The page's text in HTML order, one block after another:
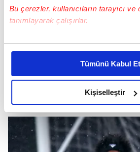
Bu çerezler, kullanıcıların tarayıcı ve
tanımlayarak çalışırlar.
Bu çerezlere izin vermeniz halinde
daha iyi reklam deneyimi
amacımızın size daha iyi bir reklam
olduğunu ve sizlere en iyi içerikleri
elimizden gelen çabayı
reklamların maliyetlerimizi
kalemimiz olduğunu sizlere
Tümünü Kabul Et
Kişiselleştir